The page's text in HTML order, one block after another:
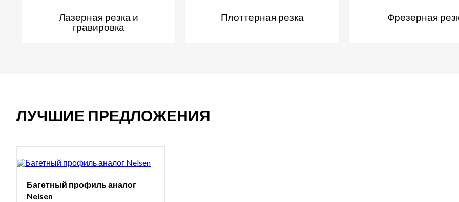
Лазерная резка и
гравировка
Плоттерная резка Фрезерная
ЛУЧШИЕ ПРЕДЛОЖЕНИЯ
Багетный профиль аналог
Nelsen